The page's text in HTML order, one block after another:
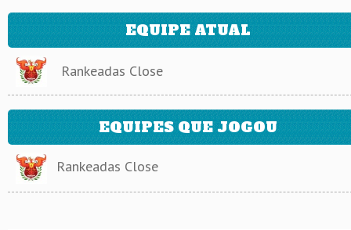
EQUIPE ATUAL
Rankeadas Close
EQUIPES QUE JOGOU
Rankeadas Close